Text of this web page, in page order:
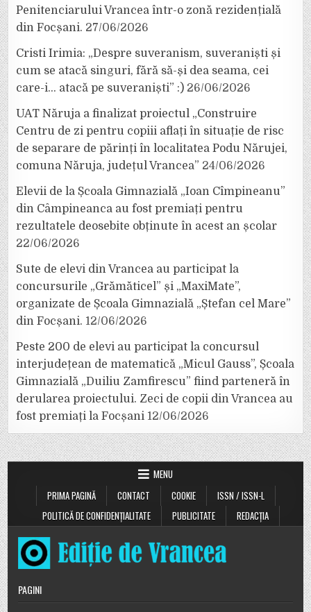
Penitenciarului Vrancea într-o zonă rezidențială
din Focșani. 27/06/2026
Cristi Irimia: „Despre suveranism, suveraniști și
cum se atacă singuri, fără să-și dea seama, cei
care-i… atacă pe suveraniști” :) 26/06/2026
UAT Năruja a finalizat proiectul „Construire
Centru de zi pentru copiii aflați în situație de risc
de separare de părinți în localitatea Podu Nărujei,
comuna Năruja, județul Vrancea” 24/06/2026
Elevii de la Școala Gimnazială „Ioan Cîmpineanu”
din Câmpineanca au fost premiați pentru
rezultatele deosebite obținute în acest an școlar
22/06/2026
Sute de elevi din Vrancea au participat la
concursurile „Grămăticel” și „MaxiMate”,
organizate de Școala Gimnazială „Ștefan cel Mare”
din Focșani. 12/06/2026
Peste 200 de elevi au participat la concursul
interjudețean de matematică „Micul Gauss”, Școala
Gimnazială „Duiliu Zamfirescu” fiind parteneră în
derularea proiectului. Zeci de copii din Vrancea au
fost premiați la Focșani 12/06/2026
MENU
PRIMA PAGINĂ
CONTACT COOKIE
ISSN / ISSN-L
POLITICĂ DE CONFIDENȚIALITATE
PUBLICITATE REDACȚIA
PAGINI